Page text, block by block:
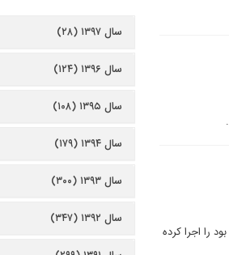
را اجرا کرده
سال ۱۳۹۷ (۲۸)
سال ۱۳۹۶ (۱۲۴)
سال ۱۳۹۵ (۱۰۸)
سال ۱۳۹۴ (۱۷۹)
سال ۱۳۹۳ (۳۰۰)
سال ۱۳۹۲ (۳۴۷)